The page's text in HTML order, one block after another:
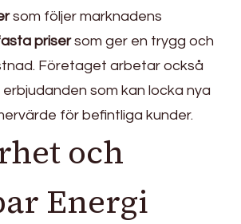
som följer marknadens
prisersom ger en trygg och
Företaget arbetar också
som kan locka nya
för befintliga kunder.
och
Energi